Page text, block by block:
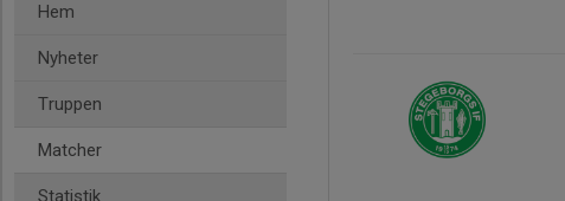
Hem
Nyheter
Truppen
Matcher
Statistik